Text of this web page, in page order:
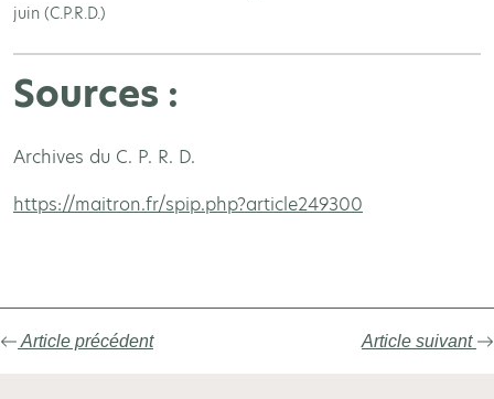
juin (C.P.R.D.)
Sources :
Archives du C. P. R. D.
https://maitron.fr/spip.php?article249300
Article précédent Article suivant